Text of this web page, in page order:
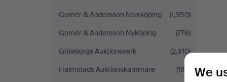
Gomér & Andersson Norrköping
(1,950)
Gomér & Andersson Nyköping
(776)
Göteborgs Auktionsverk
(2,910)
Halmstads Auktionskammare
(183)
We